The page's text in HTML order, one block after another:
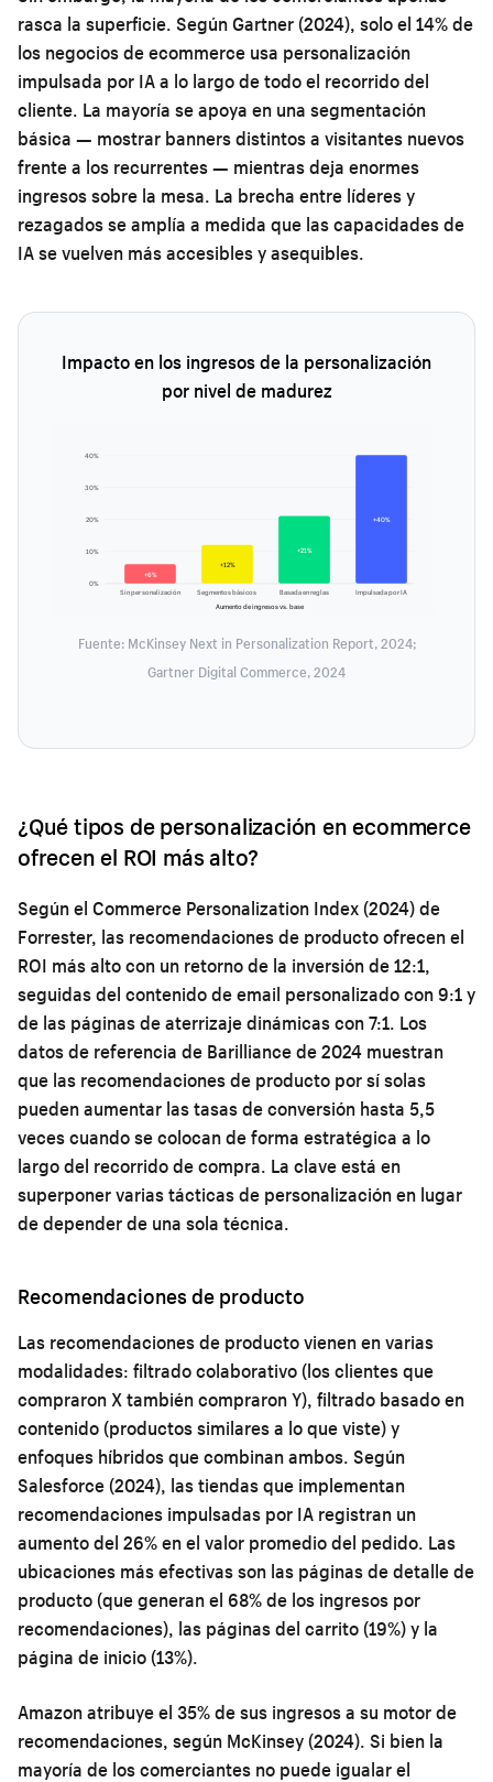
rasca la superficie. Según Gartner (2024), solo el 14% de
los negocios de ecommerce usa personalización
impulsada por IA a lo largo de todo el recorrido del
cliente. La mayoría se apoya en una segmentación
básica — mostrar banners distintos a visitantes nuevos
frente a los recurrentes — mientras deja enormes
ingresos sobre la mesa. La brecha entre líderes y
rezagados se amplía a medida que las capacidades de
IA se vuelven más accesibles y asequibles.
Impacto en los ingresos de la personalización
por nivel de madurez
0%
10%
20%
30%
40%
+6%
Sin personalización
+12%
Segmentos básicos
+21%
Basada en reglas
+40%
Impulsada por IA
Aumento de ingresos vs. base
Fuente: McKinsey Next in Personalization Report, 2024;
Gartner Digital Commerce, 2024
¿Qué tipos de personalización en ecommerce
ofrecen el ROI más alto?
Según el Commerce Personalization Index (2024) de
Forrester, las recomendaciones de producto ofrecen el
ROI más alto con un retorno de la inversión de 12:1,
seguidas del contenido de email personalizado con 9:1 y
de las páginas de aterrizaje dinámicas con 7:1. Los
datos de referencia de Barilliance de 2024 muestran
que las recomendaciones de producto por sí solas
pueden aumentar las tasas de conversión hasta 5,5
veces cuando se colocan de forma estratégica a lo
largo del recorrido de compra. La clave está en
superponer varias tácticas de personalización en lugar
de depender de una sola técnica.
Recomendaciones de producto
Las recomendaciones de producto vienen en varias
modalidades: filtrado colaborativo (los clientes que
compraron X también compraron Y), filtrado basado en
contenido (productos similares a lo que viste) y
enfoques híbridos que combinan ambos. Según
Salesforce (2024), las tiendas que implementan
recomendaciones impulsadas por IA registran un
aumento del 26% en el valor promedio del pedido. Las
ubicaciones más efectivas son las páginas de detalle de
producto (que generan el 68% de los ingresos por
recomendaciones), las páginas del carrito (19%) y la
página de inicio (13%).
Amazon atribuye el 35% de sus ingresos a su motor de
recomendaciones, según McKinsey (2024). Si bien la
mayoría de los comerciantes no puede igualar el